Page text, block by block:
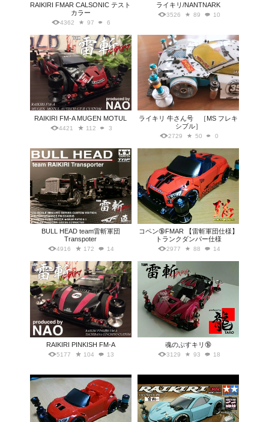
RAIKIRI FMAR CALSONIC テスト
カラー
4362 97 6
ライキリ/NANTNARK
3526 89 10
RAIKIRI FM-A MUGEN MOTUL
4421 112 3
ライキリ 牛さん号 ［MS フレキ
シブル］
2729 50 0
BULL HEAD team雷斬軍団
Transpoter
4916 172 14
コペン🔞FMAR 【雷斬軍団仕様】
トランクダンパー仕様
2977 88 14
RAIKIRI PINKISH FM-A
5177 104 13
魂のぷすキリ🔞
3129 93 18